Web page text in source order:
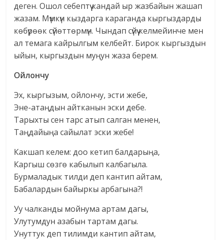
деген. Ошол себептүү кандай ыр жазбайын жашап
жазам. Мүмкүн кыздарга караганда кыргыздарды
көбүрөөк сүйөттөрмүн. Чындап сүйүү келмейинче мен
ал темага кайрылгым келбейт. Бирок кыргыздын
ыйын, кыргыздын муңун жаза берем.
Ойлончу
Эх, кыргызым, ойлончу, эсти жебе,
Эне-атаңдын айтканын эски дебе.
Тарыхты сен тарс атып салган менен,
Таңдайыңа сайылат эски жебе!
Какшап келем: доо кетип балдарыңа,
Каргыш сөзгө кабылып калбагыла.
Бурмаладык тилди деп кантип айтам,
Бабалардын байыркы арбагына?!
Уу чалканды мойнума артам дагы,
Улутумдун азабын тартам дагы.
Унуттук деп тилимди кантип айтам,